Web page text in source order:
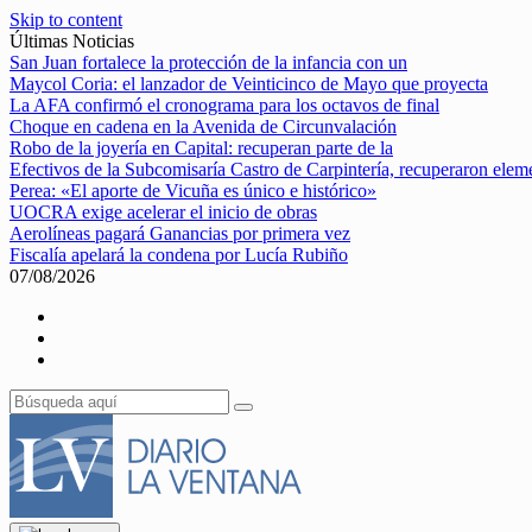
Skip to content
Últimas Noticias
San Juan fortalece la protección de la infancia con un
Maycol Coria: el lanzador de Veinticinco de Mayo que proyecta
La AFA confirmó el cronograma para los octavos de final
Choque en cadena en la Avenida de Circunvalación
Robo de la joyería en Capital: recuperan parte de la
Efectivos de la Subcomisaría Castro de Carpintería, recuperaron
Perea: «El aporte de Vicuña es único e histórico»
UOCRA exige acelerar el inicio de obras
Aerolíneas pagará Ganancias por primera vez
Fiscalía apelará la condena por Lucía Rubiño
07/08/2026